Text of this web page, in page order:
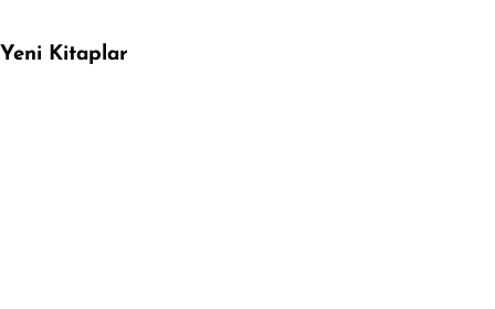
Yeni Kitaplar